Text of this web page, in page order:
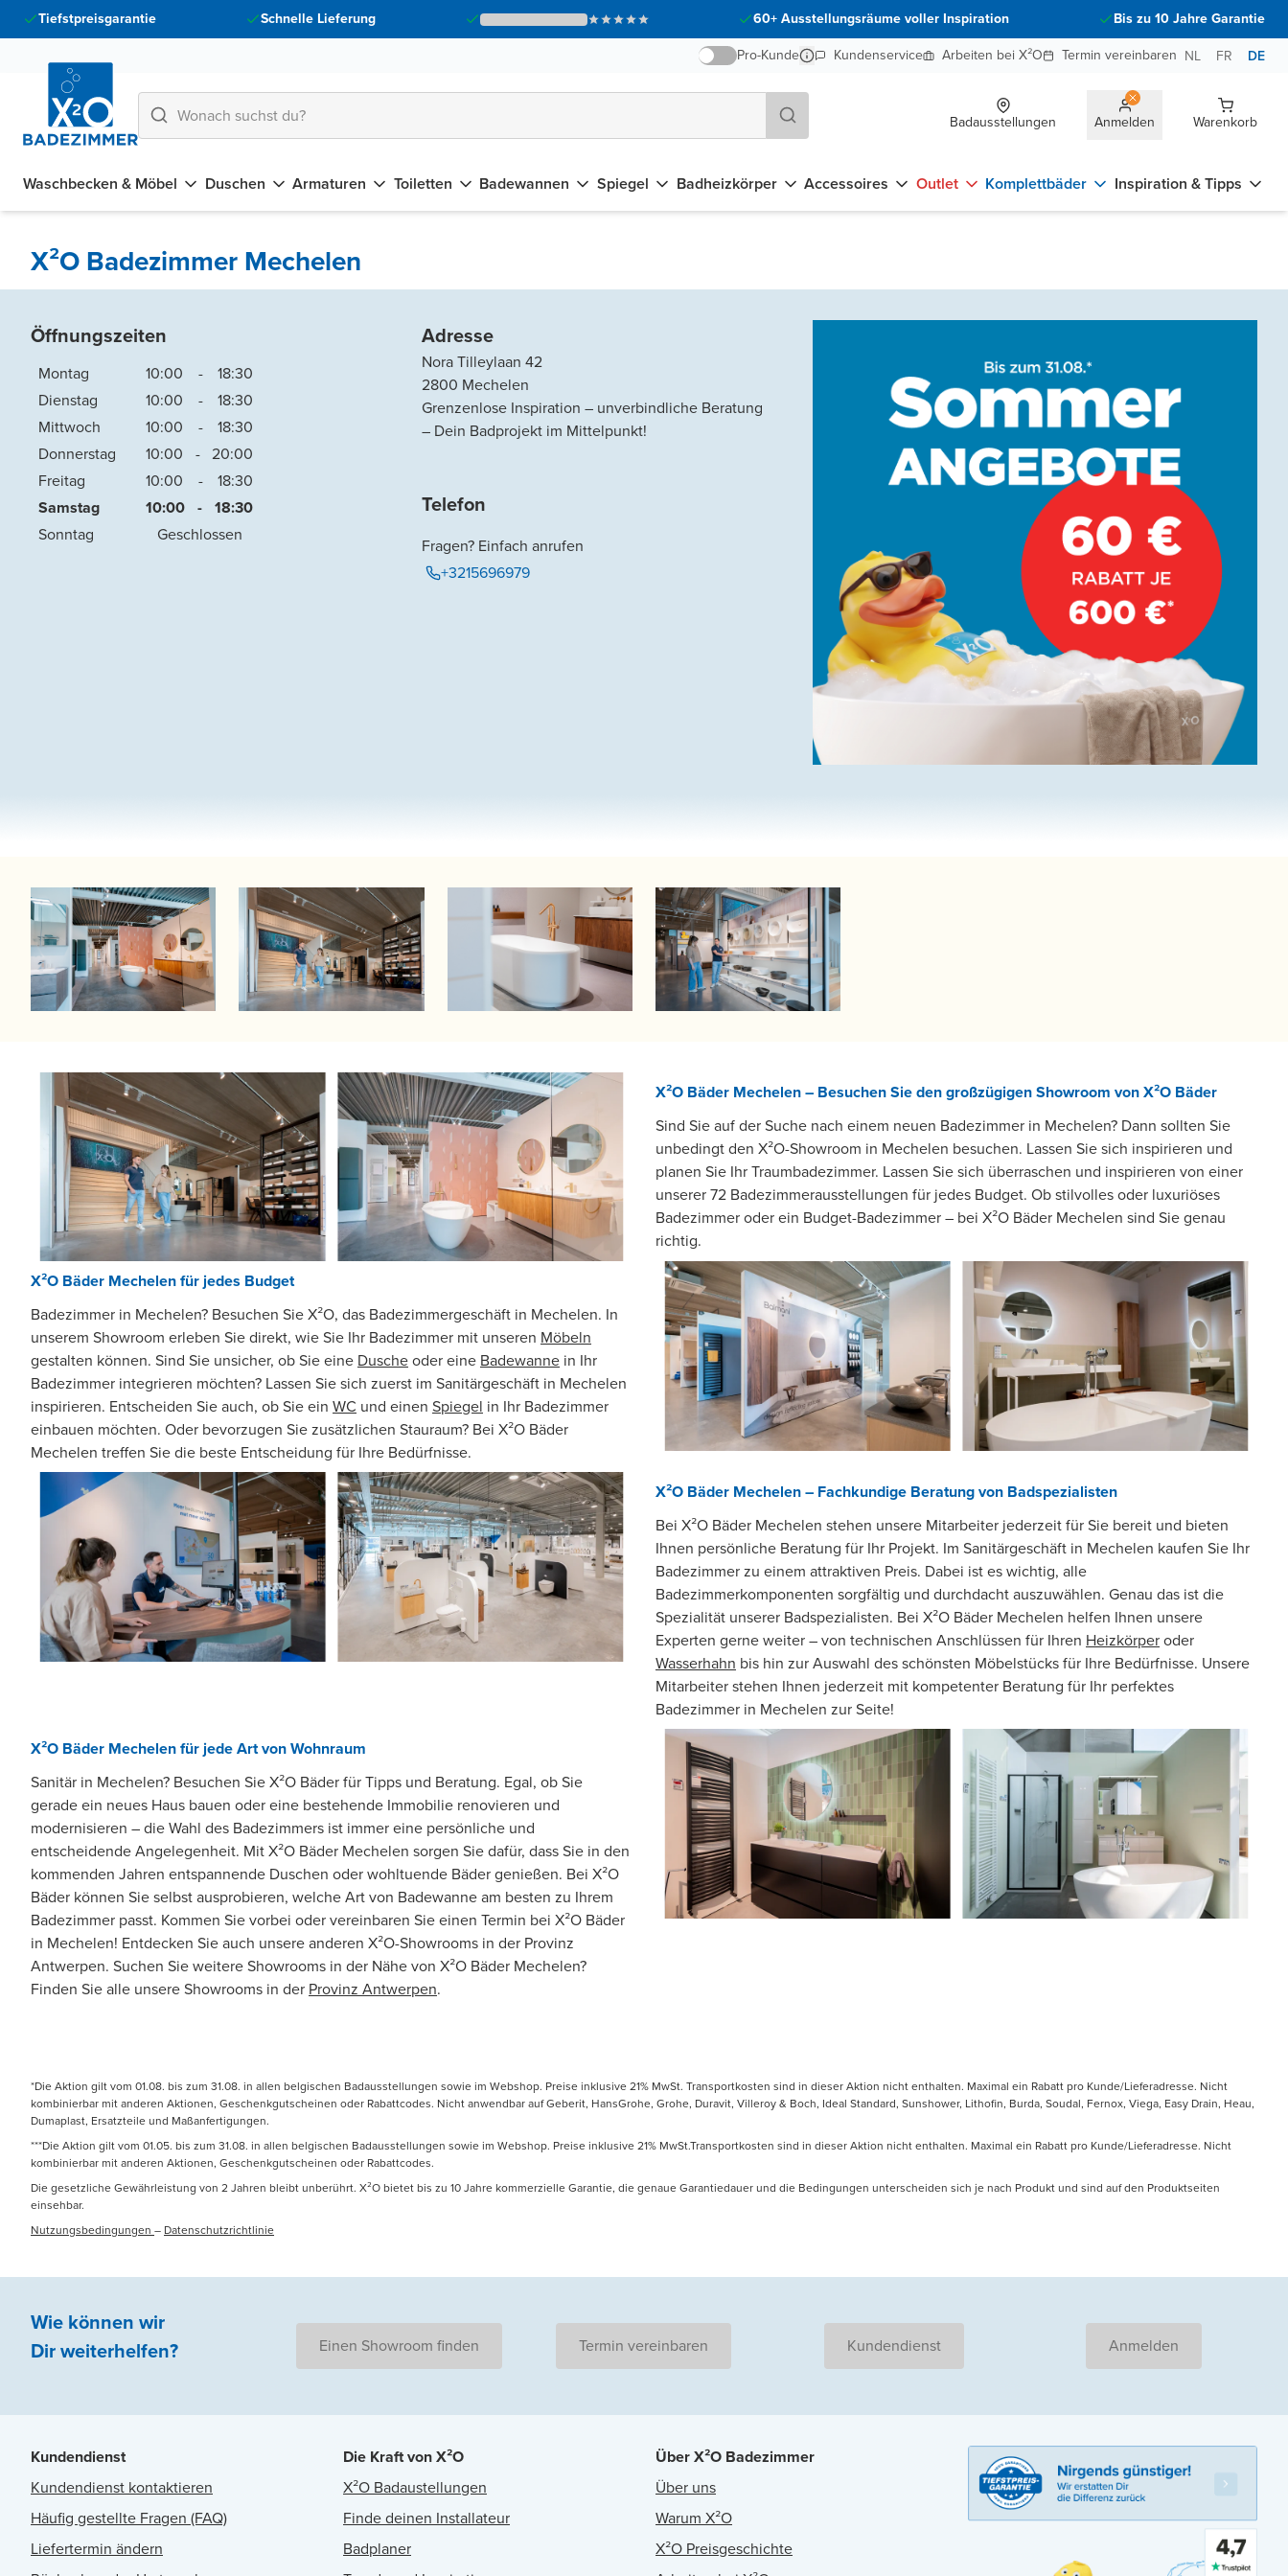
Tiefstpreisgarantie Schnelle Lieferung 60+ Ausstellungsräume voller Inspiration
Bis zu 10 Jahre Garantie
Pro-Kunde
Kundenservice Arbeiten bei X²O Termin vereinbaren NL FR DE
Badausstellungen Anmelden Warenkorb
Waschbecken & Möbel Duschen Armaturen Toiletten Badewannen Spiegel Badheizkörper Accessoires Outlet Komplettbäder Inspiration & Tipps
X²O Badezimmer Mechelen
Öffnungszeiten
Montag 10:00 -
18:30
Dienstag
10:00 -
18:30
Mittwoch
10:00 -
18:30
Donnerstag
10:00 - 20:00
Freitag
10:00 -
18:30
Samstag
10:00 - 18:30
Sonntag
Geschlossen
Adresse
Nora Tilleylaan 42
2800 Mechelen
Grenzenlose Inspiration – unverbindliche Beratung
– Dein Badprojekt im Mittelpunkt!
Telefon
Fragen? Einfach anrufen
+3215696979
X²O Bäder Mechelen – Besuchen Sie den großzügigen Showroom von X²O Bäder
Sind Sie auf der Suche nach einem neuen Badezimmer in Mechelen? Dann sollten Sie
unbedingt den X²O-Showroom in Mechelen besuchen. Lassen Sie sich inspirieren und
planen Sie Ihr Traumbadezimmer. Lassen Sie sich überraschen und inspirieren von einer
unserer 72 Badezimmerausstellungen für jedes Budget. Ob stilvolles oder luxuriöses
Badezimmer oder ein Budget-Badezimmer – bei X²O Bäder Mechelen sind Sie genau
richtig.
X²O Bäder Mechelen für jedes Budget
Badezimmer in Mechelen? Besuchen Sie X²O, das Badezimmergeschäft in Mechelen. In
unserem Showroom erleben Sie direkt, wie Sie Ihr Badezimmer mit unseren Möbeln
gestalten können. Sind Sie unsicher, ob Sie eine Duscheoder eine Badewanne in Ihr
Badezimmer integrieren möchten? Lassen Sie sich zuerst im Sanitärgeschäft in Mechelen
inspirieren. Entscheiden Sie auch, ob Sie ein WC und einen Spiegel in Ihr Badezimmer
einbauen möchten. Oder bevorzugen Sie zusätzlichen Stauraum? Bei X²O Bäder
Mechelen treffen Sie die beste Entscheidung für Ihre Bedürfnisse.
X²O Bäder Mechelen – Fachkundige Beratung von Badspezialisten
Bei X²O Bäder Mechelen stehen unsere Mitarbeiter jederzeit für Sie bereit und bieten
Ihnen persönliche Beratung für Ihr Projekt. Im Sanitärgeschäft in Mechelen kaufen Sie Ihr
Badezimmer zu einem attraktiven Preis. Dabei ist es wichtig, alle
Badezimmerkomponenten sorgfältig und durchdacht auszuwählen. Genau das ist die
Spezialität unserer Badspezialisten. Bei X²O Bäder Mechelen helfen Ihnen unsere
Experten gerne weiter – von technischen Anschlüssen für Ihren Heizkörperoder
Wasserhahn bis hin zur Auswahl des schönsten Möbelstücks für Ihre Bedürfnisse. Unsere
Mitarbeiter stehen Ihnen jederzeit mit kompetenter Beratung für Ihr perfektes
Badezimmer in Mechelen zur Seite!
X²O Bäder Mechelen für jede Art von Wohnraum
Sanitär in Mechelen? Besuchen Sie X²O Bäder für Tipps und Beratung. Egal, ob Sie
gerade ein neues Haus bauen oder eine bestehende Immobilie renovieren und
modernisieren – die Wahl des Badezimmers ist immer eine persönliche und
entscheidende Angelegenheit. Mit X²O Bäder Mechelen sorgen Sie dafür, dass Sie in den
kommenden Jahren entspannende Duschen oder wohltuende Bäder genießen. Bei X²O
Bäder können Sie selbst ausprobieren, welche Art von Badewanne am besten zu Ihrem
Badezimmer passt. Kommen Sie vorbei oder vereinbaren Sie einen Termin bei X²O Bäder
in Mechelen! Entdecken Sie auch unsere anderen X²O-Showrooms in der Provinz
Antwerpen. Suchen Sie weitere Showrooms in der Nähe von X²O Bäder Mechelen?
Finden Sie alle unsere Showrooms in der Provinz Antwerpen.
*Die Aktion gilt vom 01.08. bis zum 31.08. in allen belgischen Badausstellungen sowie im Webshop. Preise inklusive 21% MwSt. Transportkosten sind in dieser Aktion nicht enthalten. Maximal ein Rabatt pro Kunde/Lieferadresse. Nicht
kombinierbar mit anderen Aktionen, Geschenkgutscheinen oder Rabattcodes. Nicht anwendbar auf Geberit, HansGrohe, Grohe, Duravit, Villeroy & Boch, Ideal Standard, Sunshower, Lithofin, Burda, Soudal, Fernox, Viega, Easy Drain, Heau,
Dumaplast, Ersatzteile und Maßanfertigungen.
***Die Aktion gilt vom 01.05. bis zum 31.08. in allen belgischen Badausstellungen sowie im Webshop. Preise inklusive 21% MwSt.Transportkosten sind in dieser Aktion nicht enthalten. Maximal ein Rabatt pro Kunde/Lieferadresse. Nicht
kombinierbar mit anderen Aktionen, Geschenkgutscheinen oder Rabattcodes.
Die gesetzliche Gewährleistung von 2 Jahren bleibt unberührt. X²O bietet bis zu 10 Jahre kommerzielle Garantie, die genaue Garantiedauer und die Bedingungen unterscheiden sich je nach Produkt und sind auf den Produktseiten
einsehbar.
Nutzungsbedingungen – Datenschutzrichtlinie
Wie können wir
Dir weiterhelfen? Einen Showroom finden Termin vereinbaren Kundendienst Anmelden
Kundendienst
Kundendienst kontaktieren
Häufig gestellte Fragen (FAQ)
Liefertermin ändern
Die Kraft von X²O
X²O Badaustellungen
Finde deinen Installateur
Badplaner
Über X²O Badezimmer
Über uns
Warum X²O
X²O Preisgeschichte